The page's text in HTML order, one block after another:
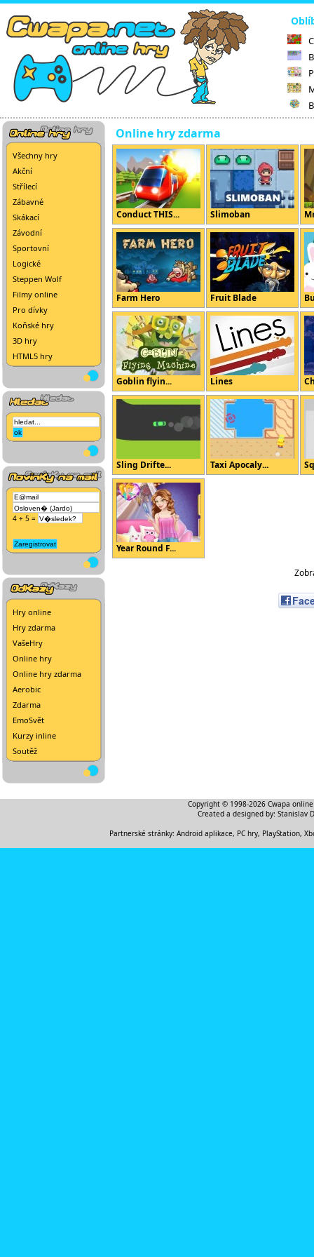
Všechny hry
Akční
Střílecí
Zábavné
Skákací
Závodní
Sportovní
Logické
Steppen Wolf
Filmy online
Pro dívky
Koňské hry
3D hry
HTML5 hry
4 + 5 =
Hry online
Hry zdarma
VašeHry
Online hry
Online hry zdarma
Aerobic
Zdarma
EmoSvět
Kurzy inline
Soutěž
Online hry zdarma
Conduct THIS... Slimoban
Farm Hero Fruit Blade
Goblin flyin... Lines
Sling Drifte... Taxi Apocaly...
Year Round F...
Copyright © 1998-2026 Cwapa
Created a designed by: Stanislav
Partnerské stránky: Android aplikace, PC hry, PlayStation,